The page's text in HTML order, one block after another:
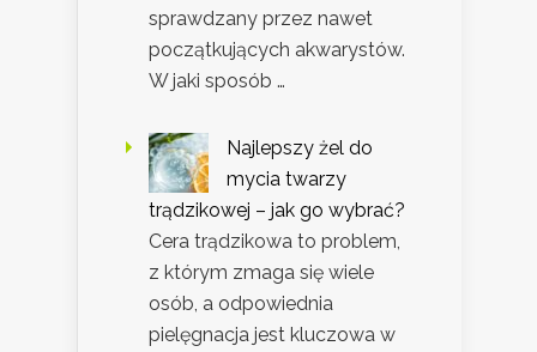
sprawdzany przez nawet
początkujących akwarystów.
W jaki sposób …
Najlepszy żel do
mycia twarzy
trądzikowej – jak go wybrać?
Cera trądzikowa to problem,
z którym zmaga się wiele
osób, a odpowiednia
pielęgnacja jest kluczowa w